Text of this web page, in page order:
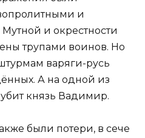
и
и окрестности
трупами воинов. Но
варяги-русь
А на одной из
князь Вадимир.
были потери, в сече